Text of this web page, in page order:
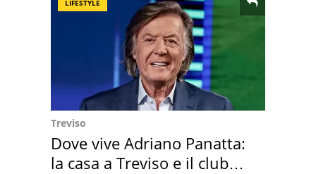
LIFESTYLE
Treviso
Dove vive Adriano Panatta:
la casa a Treviso e il club